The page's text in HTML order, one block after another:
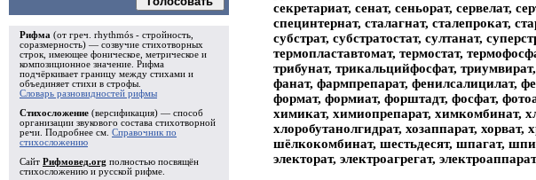
Рифма (от греч. rhythmós - стройность,
соразмерность) — созвучие стихотворных
строк, имеющее фоническое, метрическое и
композиционное значение. Рифма
подчёркивает границу между стихами и
объединяет стихи в строфы
Словарь разновидностей рифмы
Стихосложение (версификация) — способ
организации звукового состава стихотворной
речи. Подробнее см. Справочник по
стихосложению
Сайт Рифмовед.org полностью посвящён
стихосложению и русской рифме.
секретариат, сенат, сеньорат, сервелат,
специнтернат, сталагнат, сталепрокат,
субстрат, субстратостат, султанат,
термопластавтомат, термостат,
трибунат, трикальцийфосфат,
фанат, фармпрепарат, фенилсалицилат,
формат, формиат, форштадт, фосфат,
химикат, химиопрепарат, химкомбинат,
хлоробутанолгидрат, хозаппарат,
шёлкокомбинат, шестьдесят, шпагат,
электорат, электроагрегат,